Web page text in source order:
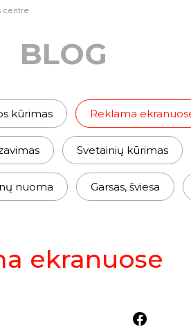
centre
BLOG
kūrimas Reklama
Svetainių kūrimas
nuoma Garsas, šviesa
ekranuose